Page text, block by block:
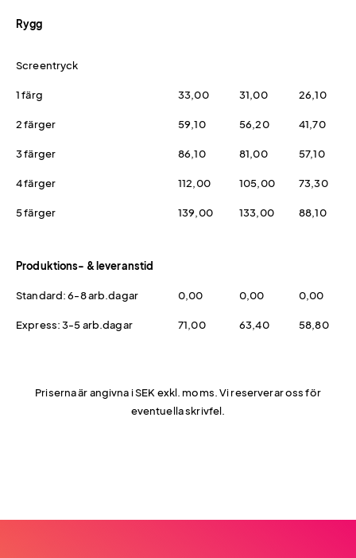
Rygg
Screentryck
1 färg 33,00 31,00 26,10
2 färger 59,10 56,20 41,70
3 färger 86,10 81,00 57,10
4 färger 112,00 105,00 73,30
5 färger 139,00 133,00 88,10
Produktions- & leveranstid
Standard: 6-8 arb.dagar 0,00 0,00 0,00
Express: 3-5 arb.dagar 71,00 63,40 58,80
Priserna är angivna i SEK exkl. moms. Vi reserverar oss för
eventuella skrivfel.